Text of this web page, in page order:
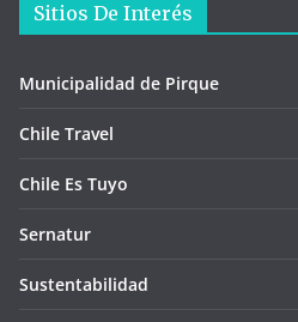
Sitios De Interés
Municipalidad de Pirque
Chile Travel
Chile Es Tuyo
Sernatur
Sustentabilidad